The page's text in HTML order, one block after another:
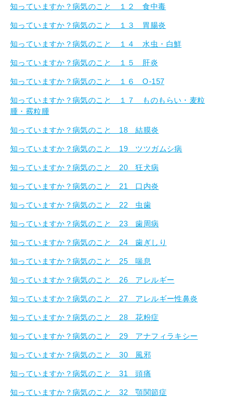
知っていますか？病気のこと １２ 食中毒
知っていますか？病気のこと １３ 胃腸炎
知っていますか？病気のこと １４ 水虫・白鮮
知っていますか？病気のこと １５ 肝炎
知っていますか？病気のこと １６ O-157
知っていますか？病気のこと １７ ものもらい・麦粒
腫・霰粒腫
知っていますか？病気のこと 18 結膜炎
知っていますか？病気のこと 19 ツツガムシ病
知っていますか？病気のこと 20 狂犬病
知っていますか？病気のこと 21 口内炎
知っていますか？病気のこと 22 虫歯
知っていますか？病気のこと 23 歯周病
知っていますか？病気のこと 24 歯ぎしり
知っていますか？病気のこと 25 喘息
知っていますか？病気のこと 26 アレルギー
知っていますか？病気のこと 27 アレルギー性鼻炎
知っていますか？病気のこと 28 花粉症
知っていますか？病気のこと 29 アナフィラキシー
知っていますか？病気のこと 30 風邪
知っていますか？病気のこと 31 頭痛
知っていますか？病気のこと 32 顎関節症